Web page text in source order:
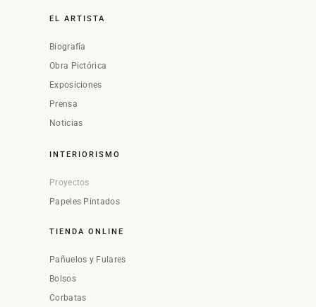
EL ARTISTA
Biografía
Obra Pictórica
Exposiciones
Prensa
Noticias
INTERIORISMO
Proyectos
Papeles Pintados
TIENDA ONLINE
Pañuelos y Fulares
Bolsos
Corbatas